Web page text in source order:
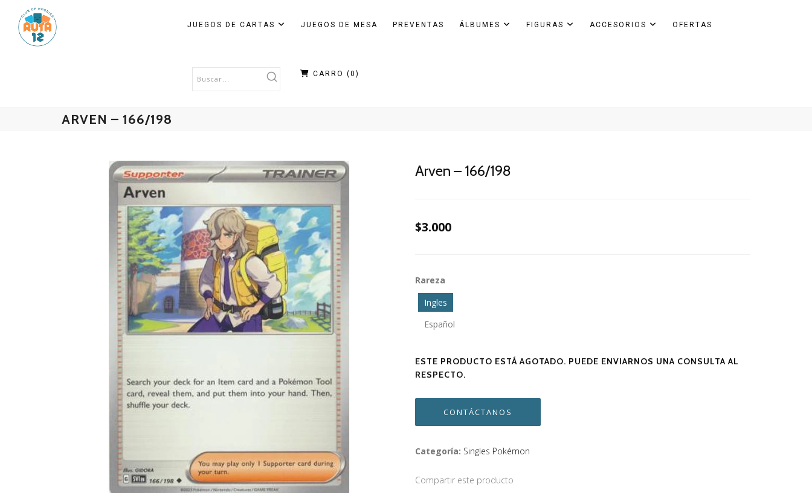
JUEGOS DE CARTAS JUEGOS DE MESA PREVENTAS ÁLBUMES FIGURAS ACCESORIOS OFERTAS
CARRO (0 )
ARVEN – 166/198
Arven – 166/198
$3.000
Rareza
Ingles
Español
ESTE PRODUCTO ESTÁ AGOTADO. PUEDE ENVIARNOS UNA CONSULTA AL
RESPECTO.
CONTÁCTANOS
Categoría: Singles Pokémon
Compartir este producto